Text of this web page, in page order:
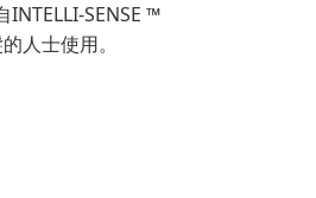
SENSE ™
人士使用。